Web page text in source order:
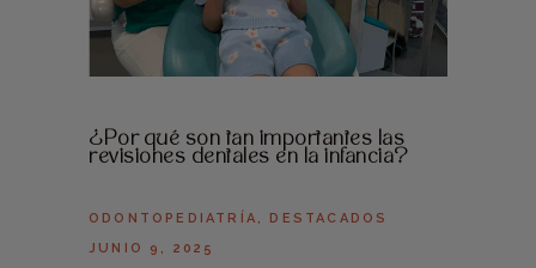
¿Por qué son tan importantes las
revisiones dentales en la infancia?
ODONTOPEDIATRÍA ,
DESTACADOS
JUNIO 9, 2025